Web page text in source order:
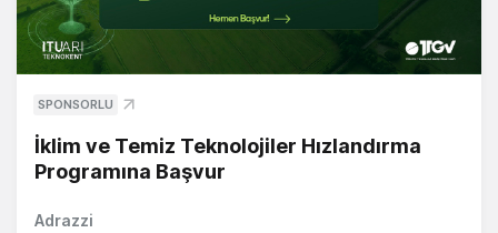
SPONSORLU
İklim ve Temiz Teknolojiler Hızlandırma
Programına Başvur
Adrazzi